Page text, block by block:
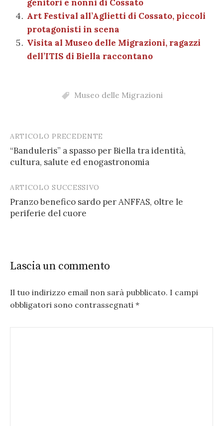
genitori e nonni di Cossato
Art Festival all’Aglietti di Cossato, piccoli
protagonisti in scena
Visita al Museo delle Migrazioni, ragazzi
dell’ITIS di Biella raccontano
Museo delle Migrazioni
Post
navigation
ARTICOLO PRECEDENTE
“Banduleris” a spasso per Biella tra identità,
cultura, salute ed enogastronomia
ARTICOLO SUCCESSIVO
Pranzo benefico sardo per ANFFAS, oltre le
periferie del cuore
Lascia un commento
Il tuo indirizzo email non sarà pubblicato. I campi
obbligatori sono contrassegnati *